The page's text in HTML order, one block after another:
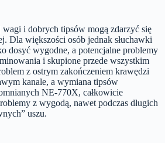
i dobrych tipsów mogą zdarzyć się
Dla większości osób jednak słuchawki
dosyć wygodne, a potencjalne problemy
i skupione przede wszystkim
z ostrym zakończeniem krawędzi
kanale, a wymiana tipsów
NE-770X, całkowicie
z wygodą, nawet podczas długich
uszu.